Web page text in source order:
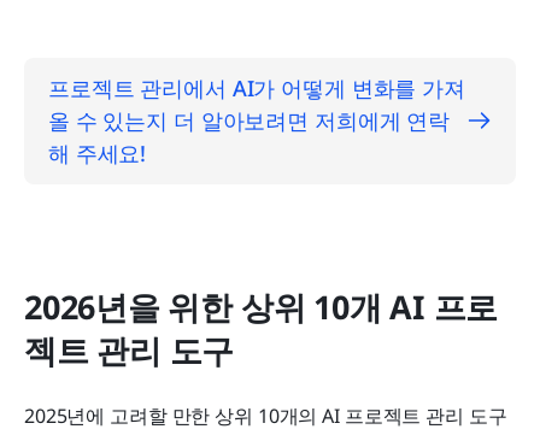
프로젝트 관리에서 AI가 어떻게 변화를 가져
올 수 있는지 더 알아보려면 저희에게 연락
해 주세요!
2026년을 위한 상위 10개 AI 프로
젝트 관리 도구
2025년에 고려할 만한 상위 10개의 AI 프로젝트 관리 도구